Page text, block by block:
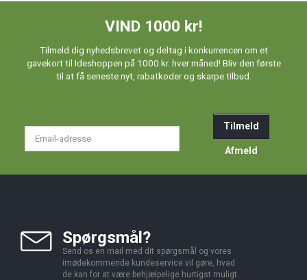
VIND 1000 kr!
Tilmeld dig nyhedsbrevet og deltag i konkurrencen om et
gavekort til Ideshoppen på 1000 kr. hver måned! Bliv den første
til at få seneste nyt, rabatkoder og skarpe tilbud.
Tilmeld
Afmeld
Spørgsmål?
Send os en mail med dit spørgsmål og vores
imødekommende kundeservice vil gøre, hvad
de kan for at være behjælpelige hurtigst muligt.